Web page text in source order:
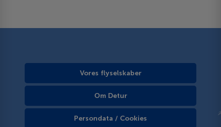
Vores flyselskaber
Om Detur
Persondata / Cookies